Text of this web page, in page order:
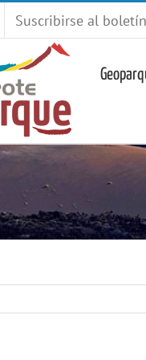
Suscribirse al boletín